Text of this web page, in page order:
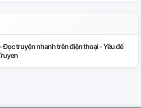
truyện nhanh trên điện thoại - Yêu để